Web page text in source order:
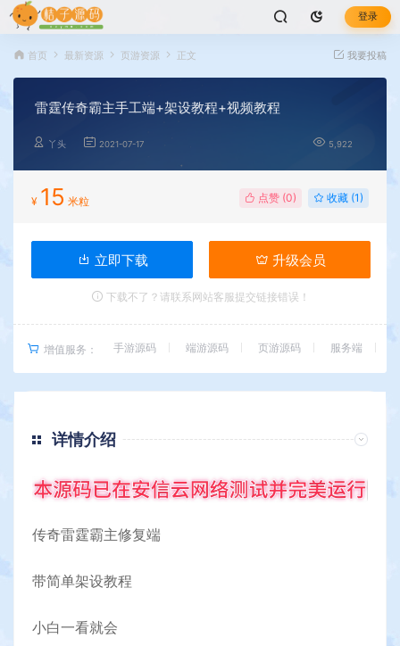
登录
首页 最新资源 页游资源 正文 我要投稿
雷霆传奇霸主手工端+架设教程+视频教程
丫头 2021-07-17 5,922
¥ 15 米粒 点赞 (0) 收藏 (1)
立即下载 升级会员
下载不了？请联系网站客服提交链接错误！
增值服务： 手游源码 端游源码 页游源码 服务端
详情介绍
传奇雷霆霸主修复端
带简单架设教程
小白一看就会